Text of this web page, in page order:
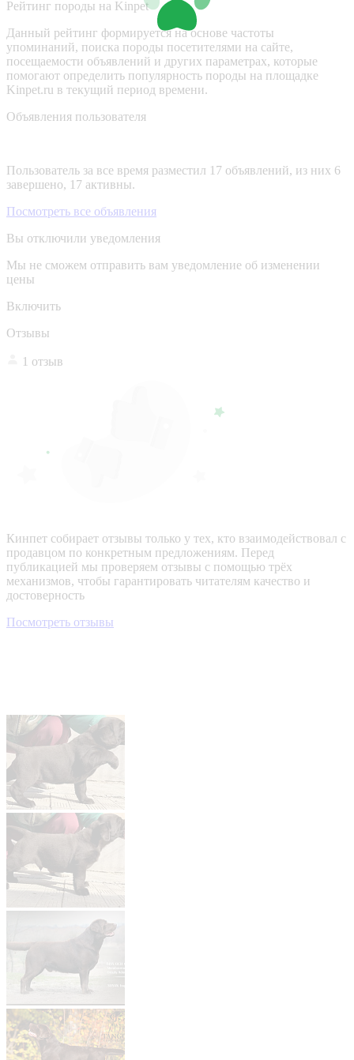
Рейтинг породы на Kinpet
Данный рейтинг формируется на основе частоты
упоминаний, поиска породы посетителями на сайте,
посещаемости объявлений и других параметрах, которые
помогают определить популярность породы на площадке
Kinpet.ru в текущий период времени.
Объявления пользователя
Пользователь за все время разместил 17 объявлений, из них 6
завершено, 17 активны.
Посмотреть все объявления
Вы отключили уведомления
Мы не сможем отправить вам уведомление об изменении
цены
Включить
Отзывы
1 отзыв
Кинпет собирает отзывы только у тех, кто взаимодействовал с
продавцом по конкретным предложениям. Перед
публикацией мы проверяем отзывы с помощью трёх
механизмов, чтобы гарантировать читателям качество и
достоверность
Посмотреть отзывы